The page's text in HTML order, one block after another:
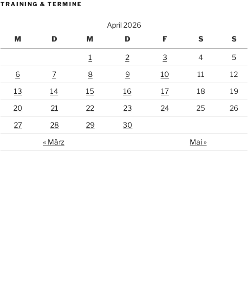
TRAINING & TERMINE
April 2026
M
D M D F S S
1 2 3 4
5
6
7 8 9 10 11
12
13
14 15 16 17 18
19
20
21 22 23 24 25
26
27
28 29
30
« März
Mai »